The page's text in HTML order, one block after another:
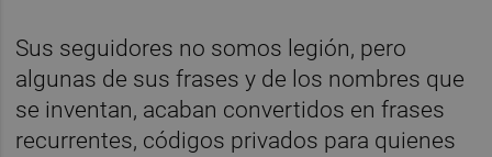
Sus seguidores no somos legión, pero
algunas de sus frases y de los nombres que
se inventan, acaban convertidos en frases
recurrentes, códigos privados para quienes